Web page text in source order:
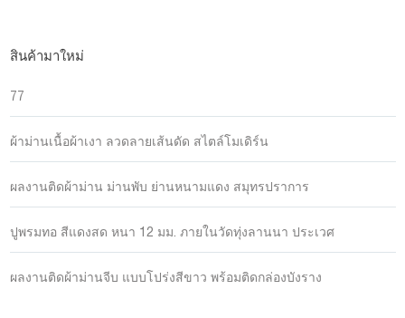
สินค้ามาใหม่
77
ผ้าม่านเนื้อผ้าเงา ลวดลายเส้นดัด สไตล์โมเดิร์น
ผลงานติดผ้าม่าน ม่านพับ ย่านหนามแดง สมุทรปราการ
ปูพรมทอ สีแดงสด หนา 12 มม. ภายในวัดทุ่งลานนา ประเวศ
ผลงานติดผ้าม่านจีบ แบบโปร่งสีขาว พร้อมติดกล่องบังราง